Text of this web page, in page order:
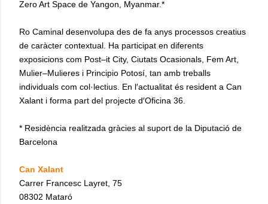
Zero Art Space de Yangon, Myanmar.*
Ro Caminal desenvolupa des de fa anys processos creatius
de caràcter contextual. Ha participat en diferents
exposicions com Post–it City, Ciutats Ocasionals, Fem Art,
Mulier–Mulieres i Principio Potosí, tan amb treballs
individuals com col·lectius. En l′actualitat és resident a Can
Xalant i forma part del projecte d′Oficina 36.
* Residència realitzada gràcies al suport de la Diputació de
Barcelona
Can Xalant
Carrer Francesc Layret, 75
08302 Mataró